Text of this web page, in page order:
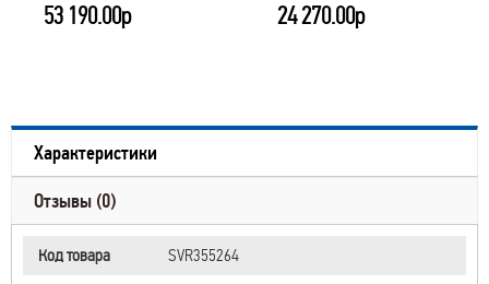
53 190.00р 24 270.00р
Характеристики
Отзывы (0)
Код товара SVR355264